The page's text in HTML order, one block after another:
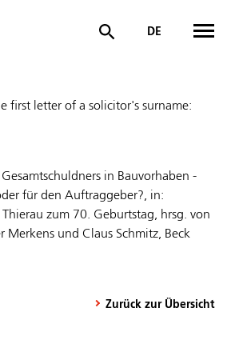
DE
first letter of a solicitor's surname:
in Bauvorhaben -
für den Auftraggeber?, in:
Thierau zum 70. Geburtstag, hrsg. von
Merkens und Claus Schmitz, Beck
Zurück zur Übersicht